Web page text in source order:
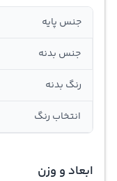
جنس پایه
جنس بدنه
رنگ بدنه
انتخاب رنگ
ابعاد و وزن